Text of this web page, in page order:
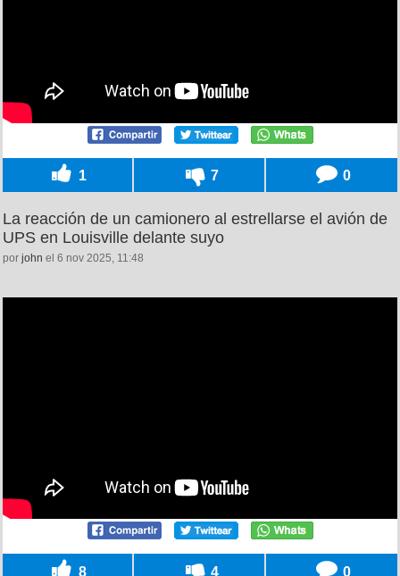
1 7 0
La reacción de un camionero al estrellarse el avión de
UPS en Louisville delante suyo
por john el 6 nov 2025, 11:48
8 4 0